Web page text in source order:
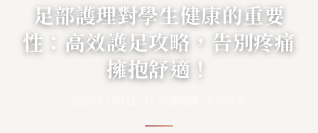
足部護理對學生健康的重要
性：高效護足攻略，告別疼痛
擁抱舒適！